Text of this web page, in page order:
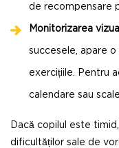
de recompensare
Monitorizarea
succesele, apare
exercițiile. Pentru
calendare sau
Dacă copilul este
dificultăților sale de